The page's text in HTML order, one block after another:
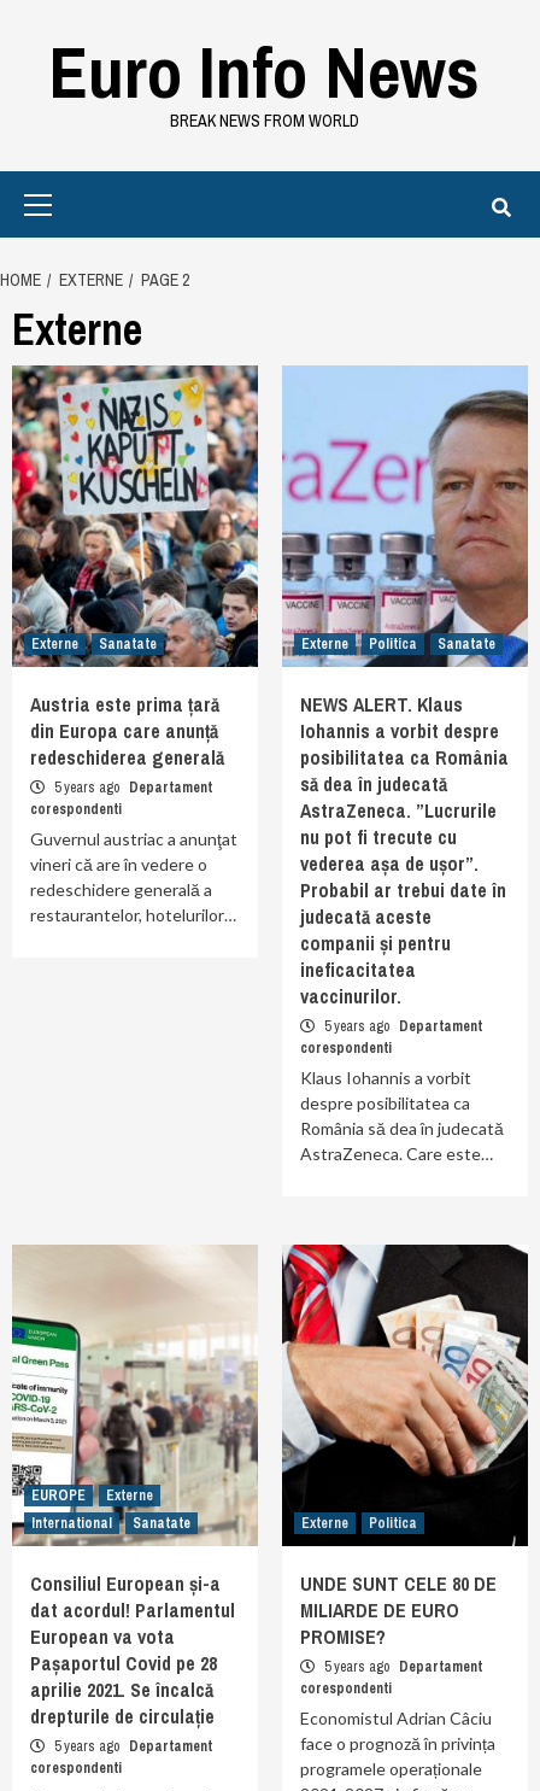
contentEuro Info News
BREAK NEWS FROM WORLD
HOME EXTERNE PAGE 2
Externe
Externe Sanatate
Austria este prima țară
din Europa care anunță
redeschiderea generală
5 years ago Departament
corespondenti
Guvernul austriac a anunţat
vineri că are în vedere o
redeschidere generală a
restaurantelor, hotelurilor…
Externe Politica Sanatate
NEWS ALERT. Klaus
Iohannis a vorbit despre
posibilitatea ca România
să dea în judecată
AstraZeneca. ”Lucrurile
nu pot fi trecute cu
vederea așa de ușor”.
Probabil ar trebui date în
judecată aceste
companii și pentru
ineficacitatea
vaccinurilor.
5 years ago Departament
corespondenti
Klaus Iohannis a vorbit
despre posibilitatea ca
România să dea în judecată
AstraZeneca. Care este…
EUROPE
Externe
International
Sanatate
Consiliul European și-a
dat acordul! Parlamentul
European va vota
Pașaportul Covid pe 28
aprilie 2021. Se încalcă
drepturile de circulație
5 years ago Departament
corespondenti
Externe Politica
UNDE SUNT CELE 80 DE
MILIARDE DE EURO
PROMISE?
5 years ago Departament
corespondenti
Economistul Adrian Câciu
face o prognoză în privința
programele operaționale